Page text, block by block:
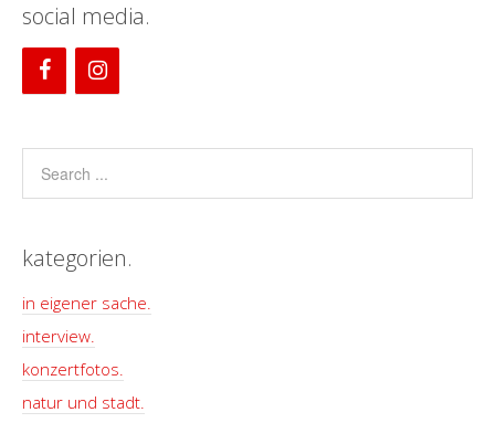
social media.
kategorien.
in eigener sache.
interview.
konzertfotos.
natur und stadt.